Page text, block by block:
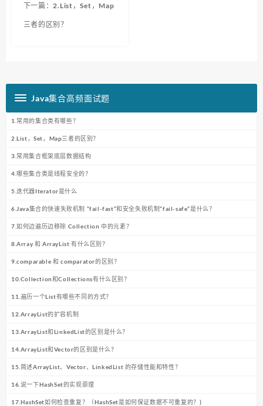
下一篇：2.List，Set，Map
三者的区别？
Java集合高频面试题
1.常用的集合类有哪些？
2.List，Set，Map三者的区别？
3.常用集合框架底层数据结构
4.哪些集合类是线程安全的？
5.迭代器Iterator是什么
6.Java集合的快速失败机制 “fail-fast”和安全失败机制“fail-safe”是什么？
7.如何边遍历边移除 Collection 中的元素？
8.Array 和 ArrayList 有什么区别？
9.comparable 和 comparator的区别？
10.Collection和Collections有什么区别？
11.遍历一个List有哪些不同的方式？
12.ArrayList的扩容机制
13.ArrayList和LinkedList的区别是什么？
14.ArrayList和Vector的区别是什么？
15.简述ArrayList、Vector、LinkedList 的存储性能和特性？
16.说一下HashSet的实现原理
17.HashSet如何检查重复？（HashSet是如何保证数据不可重复的？)